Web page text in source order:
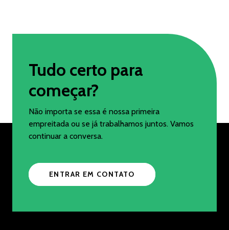
Tudo certo para
começar?
Não importa se essa é nossa primeira
empreitada ou se já trabalhamos juntos. Vamos
continuar a conversa.
ENTRAR EM CONTATO